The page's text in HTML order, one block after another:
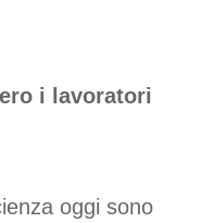
i lavoratori
oggi sono